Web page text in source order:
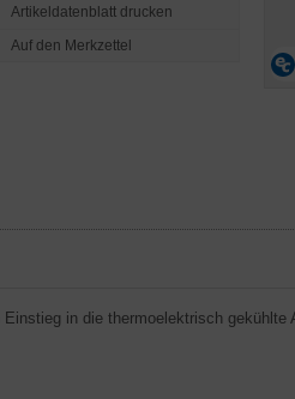
Artikeldatenblatt drucken
in die thermoelektrisch